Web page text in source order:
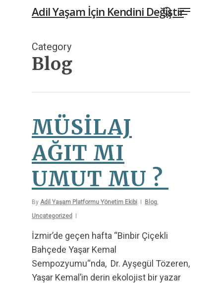
Adil Yaşam İçin Kendini DeğiştirMenu
Category
Blog
MÜSİLAJ
AĞIT MI
UMUT MU ?
By Adil Yaşam Platformu Yönetim Ekibi Blog,
Uncategorized
İzmir’de geçen hafta “Binbir Çiçekli
Bahçede Yaşar Kemal
Sempozyumu“nda, Dr. Ayşegül Tözeren,
Yaşar Kemal’in derin ekolojist bir yazar